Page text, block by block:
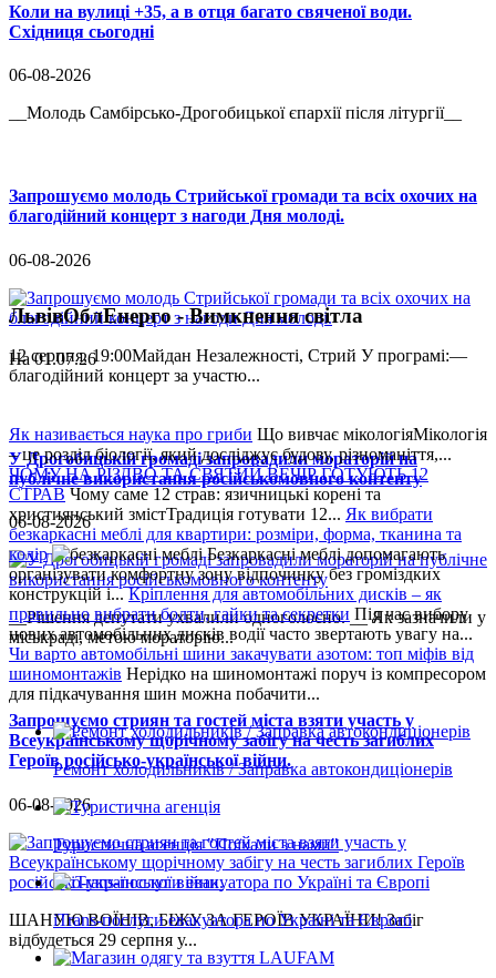
Коли на вулиці +35, а в отця багато свяченої води.
Східниця сьогодні
06-08-2026
__Молодь Самбірсько-Дрогобицької єпархії після літургії__
Запрошуємо молодь Стрийської громади та всіх охочих на
благодійний концерт з нагоди Дня молоді.
06-08-2026
12 серпня, 19:00Майдан Незалежності, Стрий У програмі:—
благодійний концерт за участю...
У Дрогобицькій громаді запровадили мораторій на
публічне використання російськомовного контенту
06-08-2026
__Рішення депутати ухвалили одноголосно. __ Як зазначили у
міськраді, метою мораторію...
Запрошуємо стриян та гостей міста взяти участь у
Всеукраїнському щорічному забігу на честь загиблих
Героїв російсько-української війни.
06-08-2026
ШАНУЮ ВОЇНІВ, БІЖУ ЗА ГЕРОЇВ УКРАЇНИ! Забіг
відбудеться 29 серпня у...
ЛьвівОблЕнерго - Вимкнення світла
На 01.07.26
Як називається наука про гриби Що вивчає мікологіяМікологія
– це розділ біології, який досліджує будову, різноманіття,...
ЧОМУ НА РІЗДВО ТА СВЯТИЙ ВЕЧІР ГОТУЮТЬ 12
СТРАВ Чому саме 12 страв: язичницькі корені та
християнський змістТрадиція готувати 12... Як вибрати
безкаркасні меблі для квартири: розміри, форма, тканина та
колір
Безкаркасні меблі допомагають
організувати комфортну зону відпочинку без громіздких
конструкцій і... Кріплення для автомобільних дисків – як
правильно вибрати болти, гайки та секретки Під час вибору
нових автомобільних дисків водії часто звертають увагу на...
Чи варто автомобільні шини закачувати азотом: топ міфів від
шиномонтажів Нерідко на шиномонтажі поруч із компресором
для підкачування шин можна побачити...
Ремонт холодильників / Заправка автокондиціонерів
Туристична агенція "Поїхали з нами"
iTrans-послуги евакуатора по Україні та Європі